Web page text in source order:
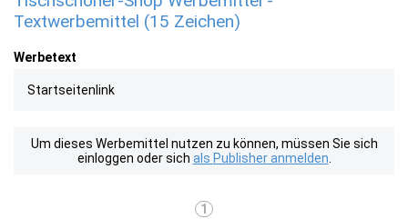
Textwerbemittel (15 Zeichen)
Werbetext
Startseitenlink
Um dieses Werbemittel nutzen zu können, müssen Sie sich
einloggen oder sich als Publisher anmelden
1